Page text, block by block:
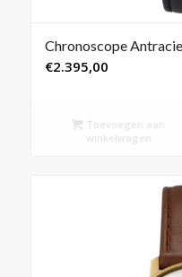
Chronoscope
€2.395,00
Toevoegen aan
winkelwagen